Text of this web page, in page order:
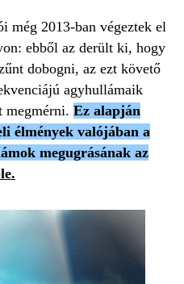
még 2013-ban végeztek el
ebből az derült ki, hogy
dobogni, az ezt követő
agyhullámaik
megmérni. Ez alapján
élmények valójában a
megugrásának az